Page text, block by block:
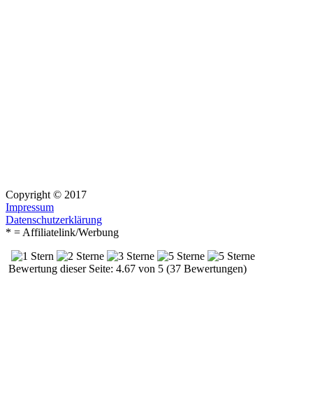
Copyright © 2017
Impressum
Datenschutzerklärung
* = Affiliatelink/Werbung
Bewertung dieser Seite: 4.67 von 5 (37 Bewertungen)